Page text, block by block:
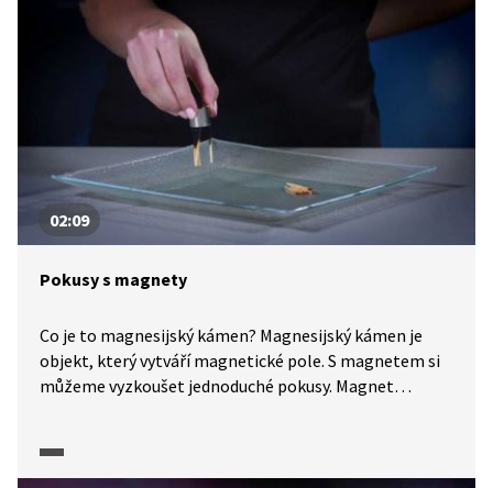
02:09
Pokusy s magnety
Co je to magnesijský kámen? Magnesijský kámen je
objekt, který vytváří magnetické pole. S magnetem si
můžeme vyzkoušet jednoduché pokusy. Magnet
či okurky, této vlastnosti říkáme diamagnetismus.